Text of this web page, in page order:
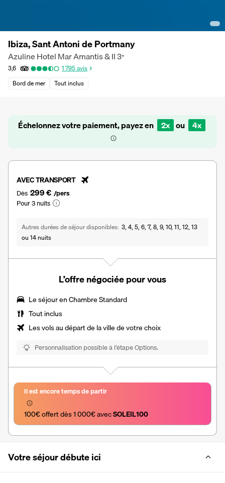
Ibiza, Sant Antoni de Portmany
Azuline Hotel Mar Amantis & II3*
3,6 1 795avis
Bord de mer
Tout inclus
Échelonnez votre paiement, payez en 2x ou 4x
AVEC TRANSPORT
Dès 299 € /pers
Pour 3 nuits
Autres durées de séjour disponibles 3, 4, 5, 6, 7, 8, 9, 10, 11, 12, 13
ou 14 nuits
L’offre négociée pour vous
Le séjour enChambre Standard
Tout inclus
Les vols au départ de la ville de votre choix
Personnalisation possible à l’étape Options.
Il est encore temps de partir
100€ offert dès 1 000€ avec SOLEIL100
Votre séjour débute ici